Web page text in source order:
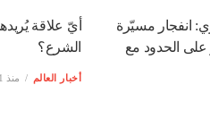
انفجار مسيّرة
الحدود مع
أيّ علاقة
الشرع؟
أخبار العالم منذ 11 دقيقة